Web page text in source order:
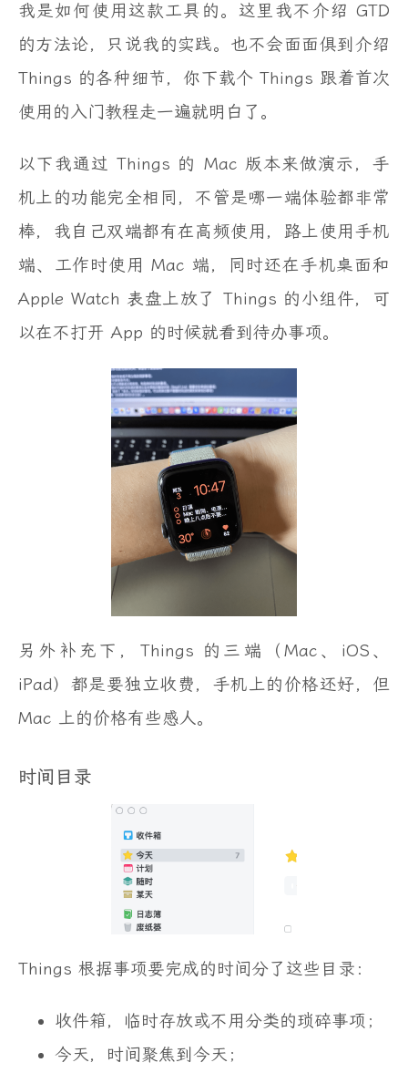
我是如何使用这款工具的。这里我不介绍 GTD
的方法论，只说我的实践。也不会面面俱到介绍
Things 的各种细节，你下载个 Things 跟着首次
使用的入门教程走一遍就明白了。
以下我通过 Things 的 Mac 版本来做演示，手
机上的功能完全相同，不管是哪一端体验都非常
棒，我自己双端都有在高频使用，路上使用手机
端、工作时使用 Mac 端，同时还在手机桌面和
Apple Watch 表盘上放了 Things 的小组件，可
以在不打开 App 的时候就看到待办事项。
另外补充下，Things 的三端（Mac、iOS、
iPad）都是要独立收费，手机上的价格还好，但
Mac 上的价格有些感人。
时间目录
Things 根据事项要完成的时间分了这些目录：
收件箱，临时存放或不用分类的琐碎事项；
今天，时间聚焦到今天；